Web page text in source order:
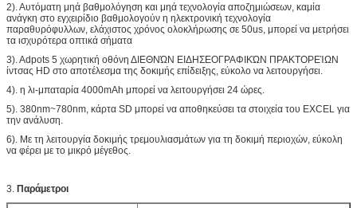
2). Αυτόματη μηά βαθμολόγηση και μηά τεχνολογία αποζημιώσεων, καμία
ανάγκη στο εγχειρίδιο βαθμολογούν η ηλεκτρονική τεχνολογία
παραθυρόφυλλων, ελάχιστος χρόνος ολοκλήρωσης σε 50us, μπορεί να μετρήσει
τα ισχυρότερα οπτικά σήματα
3). Adpots 5 χωρητική οθόνη ΔΙΕΘΝΏΝ ΕΙΔΗΣΕΟΓΡΑΦΙΚΏΝ ΠΡΑΚΤΟΡΕΊΩΝ
ίντσας HD στο αποτέλεσμα της δοκιμής επίδειξης, εύκολο να λειτουργήσει.
4). η λι-μπαταρία 4000mAh μπορεί να λειτουργήσει 24 ώρες.
5). 380nm~780nm, κάρτα SD μπορεί να αποθηκεύσει τα στοιχεία του EXCEL για
την ανάλυση.
6). Με τη λειτουργία δοκιμής τρεμουλιασμάτων για τη δοκιμή περιοχών, εύκολη
να φέρει με το μικρό μέγεθος.
3. Παράμετροι